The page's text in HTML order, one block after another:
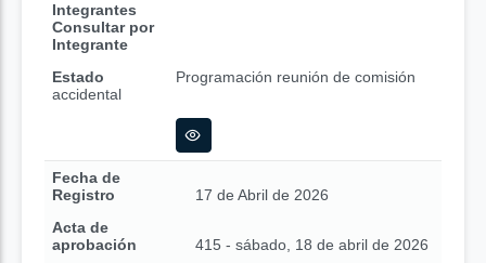
Integrantes
Consultar por
Integrante
Estado
Programación reunión de comisión
accidental
Fecha de
Registro
17 de Abril de 2026
Acta de
aprobación
415 - sábado, 18 de abril de 2026